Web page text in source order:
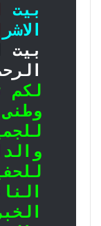
بيت
بيت
لكم